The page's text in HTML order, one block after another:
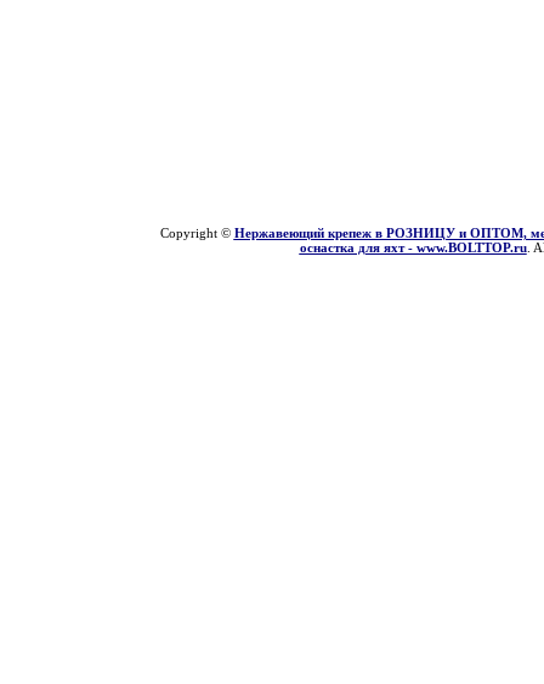
Copyright © Нержавеющий крепеж в РОЗНИЦУ и ОПТОМ,
оснастка для яхт - www.BOLTTOP.ru.